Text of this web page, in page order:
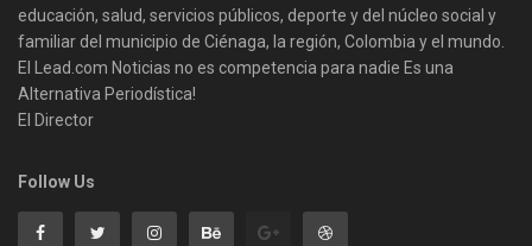
educación, salud, servicios públicos, deporte y del núcleo social y
familiar del municipio de Ciénaga, la región, Colombia y el mundo.
El Lead.com Noticias no es competencia para nadie Es una
Alternativa Periodística!
El Director
Follow Us